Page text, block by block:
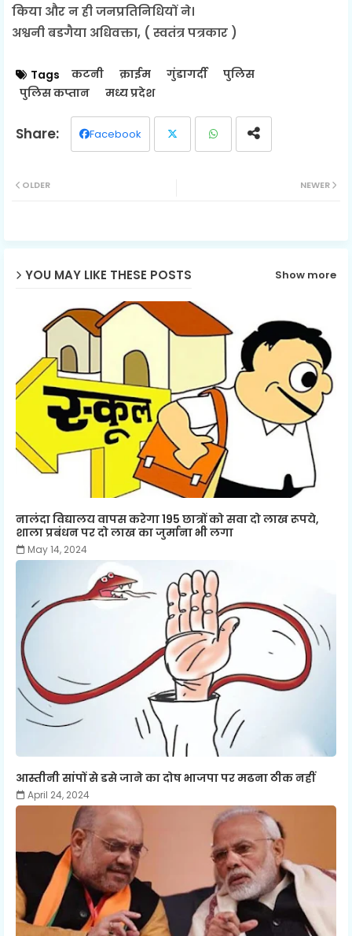
किया और न ही जनप्रतिनिधियों ने।
अश्वनी बडगैया अधिवक्ता, ( स्वतंत्र पत्रकार )
Tags कटनी क्राईम गुंडागर्दी
पुलिस
पुलिस कप्तान
मध्य प्रदेश
Facebook
NEWER
OLDER
YOU MAY LIKE THESE POSTS Show more
नालंदा विद्यालय वापस करेगा 195 छात्रों को सवा दो लाख रूपये,
शाला प्रबंधन पर दो लाख का जुर्माना भी लगा
May 14, 2024
आस्तीनी सांपों से डसे जाने का दोष भाजपा पर मढना ठीक नहीं
April 24, 2024